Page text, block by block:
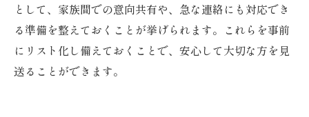
として、家族間での意向共有や、急な連絡にも対応でき
る準備を整えておくことが挙げられます。これらを事前
にリスト化し備えておくことで、安心して大切な方を見
送ることができます。